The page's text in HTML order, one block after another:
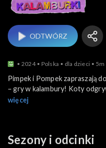
ODTWÓRZ
2024 Polska dla dzieci 5m
Pimpek i Pompek zapraszają
– gry w kalambury! Koty
naprowadzają dzieci na ukryte
więcej
Sezony i odcinki